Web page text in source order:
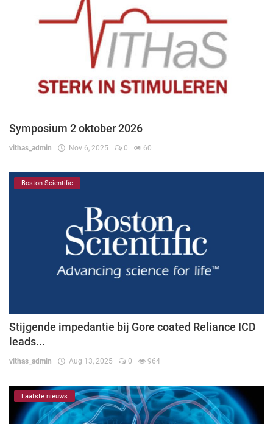
Symposium 2 oktober 2026
vithas_admin Nov 6, 2025 0 60
Boston Scientific
Stijgende impedantie bij Gore coated Reliance ICD
leads...
vithas_admin Aug 13, 2025 0 964
Laatste nieuws